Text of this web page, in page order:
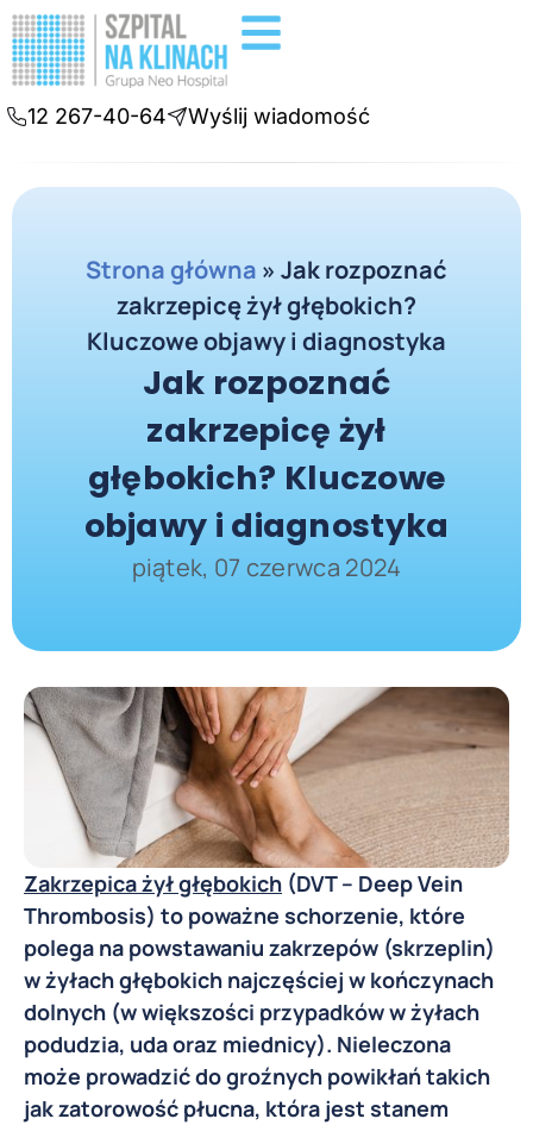
12 267-40-64 Wyślij wiadomość
Strona główna » Jak rozpoznać
zakrzepicę żył głębokich?
Kluczowe objawy i diagnostyka
Jak rozpoznać
zakrzepicę żył
głębokich? Kluczowe
objawy i diagnostyka
piątek, 07 czerwca 2024
Zakrzepica żył głębokich (DVT – Deep Vein
Thrombosis) to poważne schorzenie, które
polega na powstawaniu zakrzepów (skrzeplin)
w żyłach głębokich najczęściej w kończynach
dolnych (w większości przypadków w żyłach
podudzia, uda oraz miednicy). Nieleczona
może prowadzić do groźnych powikłań takich
jak zatorowość płucna, która jest stanem